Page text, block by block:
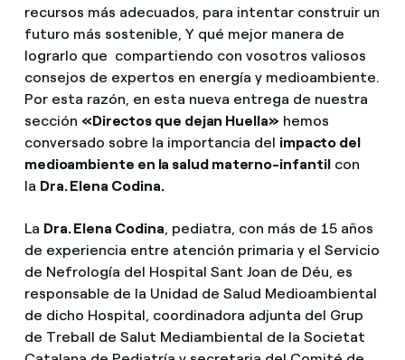
recursos más adecuados, para intentar construir un
futuro más sostenible, Y qué mejor manera de
lograrlo que compartiendo con vosotros valiosos
consejos de expertos en energía y medioambiente.
Por esta razón, en esta nueva entrega de nuestra
sección «Directos que dejan Huella» hemos
conversado sobre la importancia del impacto del
medioambiente en la salud materno-infantilcon
la Dra. Elena Codina.
La Dra. Elena Codina, pediatra, con más de 15 años
de experiencia entre atención primaria y el Servicio
de Nefrología del Hospital Sant Joan de Déu, es
responsable de la Unidad de Salud Medioambiental
de dicho Hospital, coordinadora adjunta del Grup
de Treball de Salut Mediambiental de la Societat